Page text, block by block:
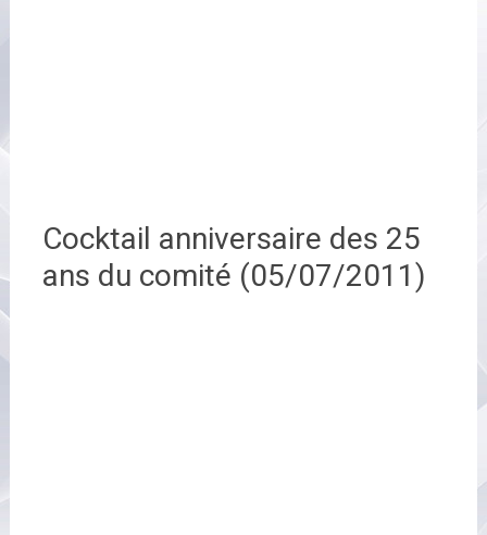
Cocktail anniversaire des 25
ans du comité (05/07/2011)